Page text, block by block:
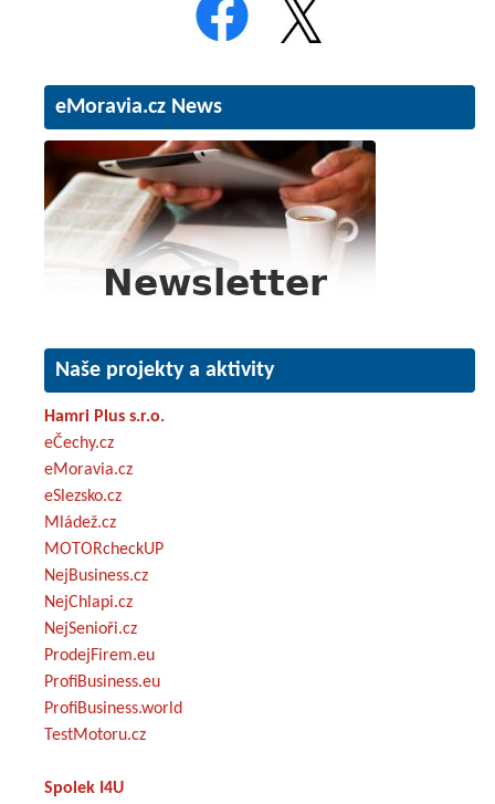
eMoravia.cz News
Naše projekty a aktivity
Hamri Plus s.r.o.
eČechy.cz
eMoravia.cz
eSlezsko.cz
Mládež.cz
MOTORcheckUP
NejBusiness.cz
NejChlapi.cz
NejSenioři.cz
ProdejFirem.eu
ProfiBusiness.eu
ProfiBusiness.world
TestMotoru.cz
Spolek I4U